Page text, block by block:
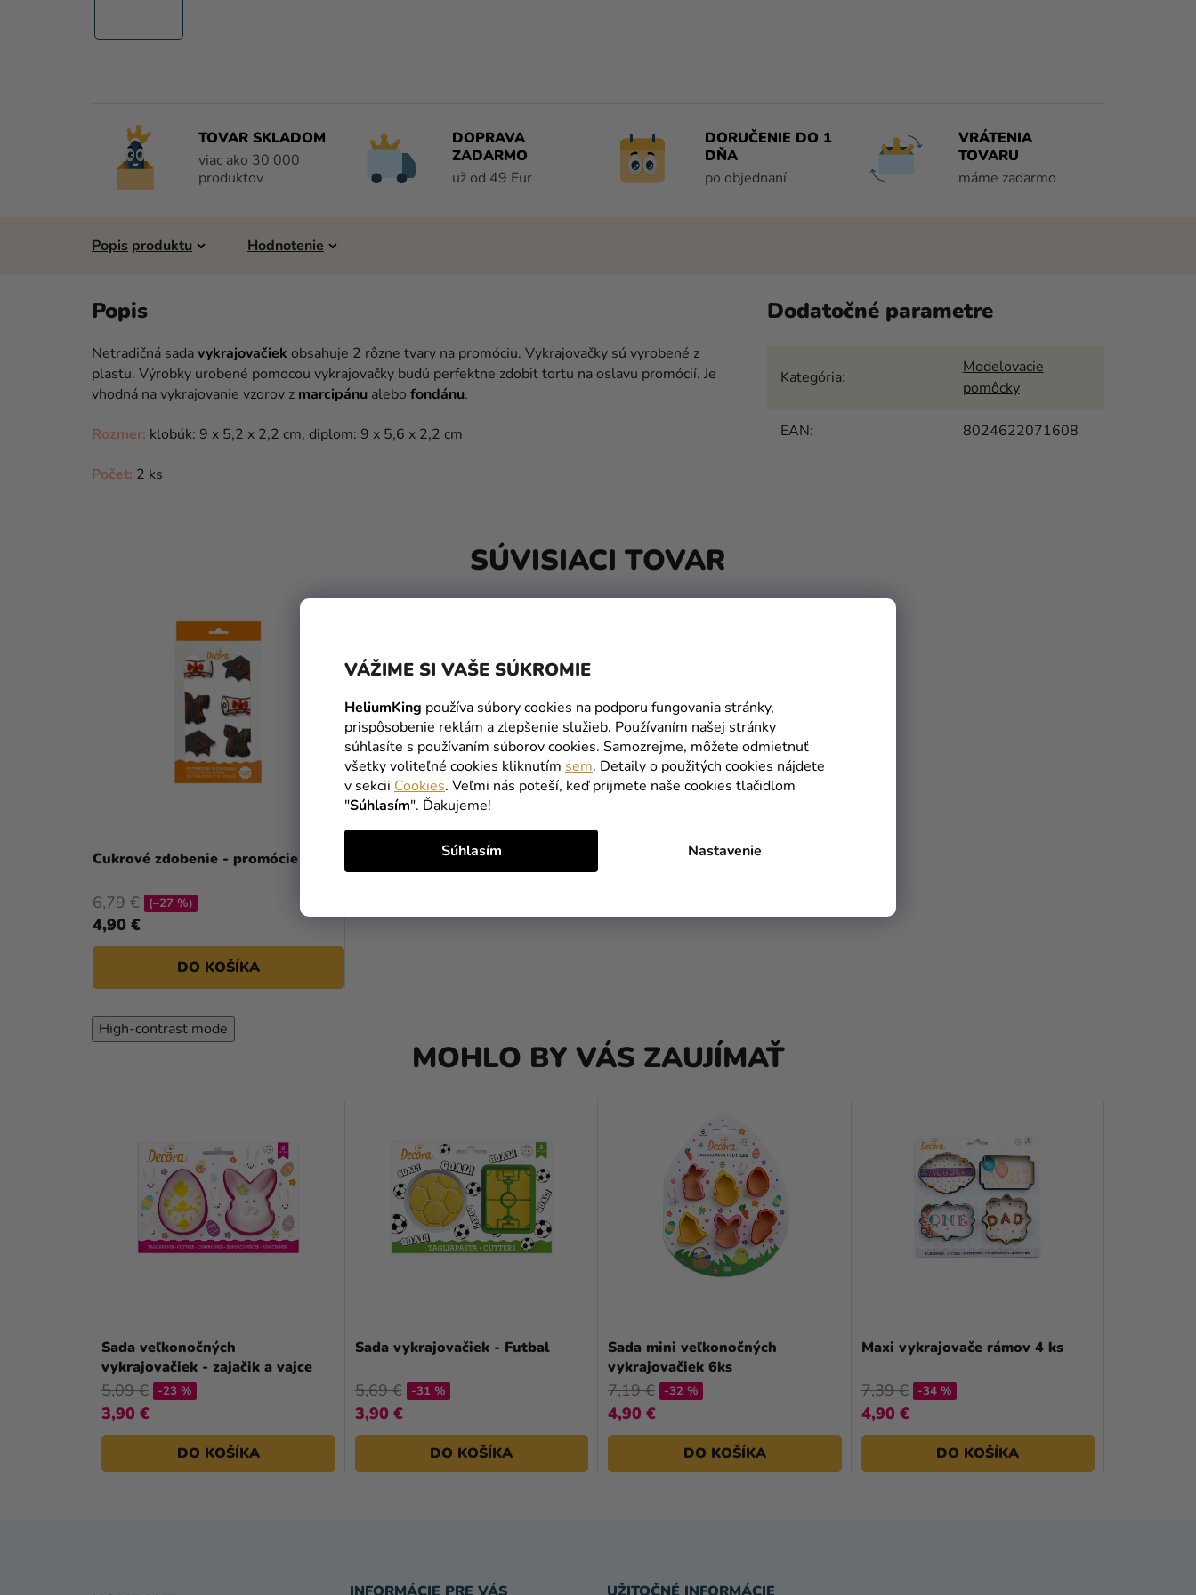
VÁŽIME SI VAŠE SÚKROMIE
HeliumKing používa súbory cookies na podporu fungovania stránky,
prispôsobenie reklám a zlepšenie služieb. Používaním našej stránky
súhlasíte s používaním súborov cookies. Samozrejme, môžete odmietnuť
všetky voliteľné cookies kliknutím sem. Detaily o použitých cookies nájdete
v sekcii Cookies. Veľmi nás poteší, keď prijmete naše cookies tlačidlom
"Súhlasím". Ďakujeme!
Nastavenie
Súhlasím
TOVAR SKLADOM
viac ako 30 000
produktov
DOPRAVA
ZADARMO
už od 49 Eur
DORUČENIE DO 1
DŇA
po objednaní
VRÁTENIA
TOVARU
máme zadarmo
Popis Hodnotenie
Netradičná sadavykrajovačiek obsahuje 2 rôzne tvary na promóciu. Vykrajovačky sú vyrobené z
plastu. Výrobky urobené pomocou vykrajovačky budú perfektne zdobiťtortu na oslavu promócií. Je
vhodná na vykrajovanie vzorov z marcipánu alebo fondánu.
Rozmer: klobúk: 9 x 5,2 x 2,2 cm, diplom: 9 x 5,6 x 2,2 cm
Počet: 2 ks
Dodatočné parametre
Kategória:
Modelovacie
pomôcky
EAN: 8024622071608
SÚVISIACI TOVAR
Cukrové zdobenie - promócie
4,90 €
6,79 € (–27 %)
DO KOŠÍKA
High-contrast mode
MOHLO BY VÁS ZAUJÍMAŤ
Sada veľkonočných
vykrajovačiek - zajačik a vajce
5,09 €
3,90 €
-23 %
DO KOŠÍKA
Sada vykrajovačiek - Futbal
5,69 €
3,90 €
-31 %
DO KOŠÍKA
Sada mini veľkonočných
vykrajovačiek 6ks
7,19 €
4,90 €
-32 %
DO KOŠÍKA
Maxi vykrajovače rámov 4 ks
7,39 €
4,90 €
-34 %
DO KOŠÍKA